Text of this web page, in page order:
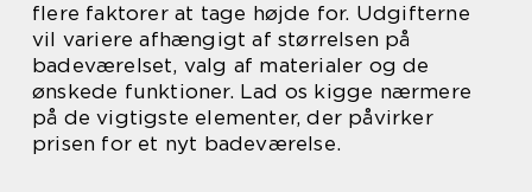
flere faktorer at tage højde for. Udgifterne
vil variere afhængigt af størrelsen på
badeværelset, valg af materialer og de
ønskede funktioner. Lad os kigge nærmere
på de vigtigste elementer, der påvirker
prisen for et nyt badeværelse.